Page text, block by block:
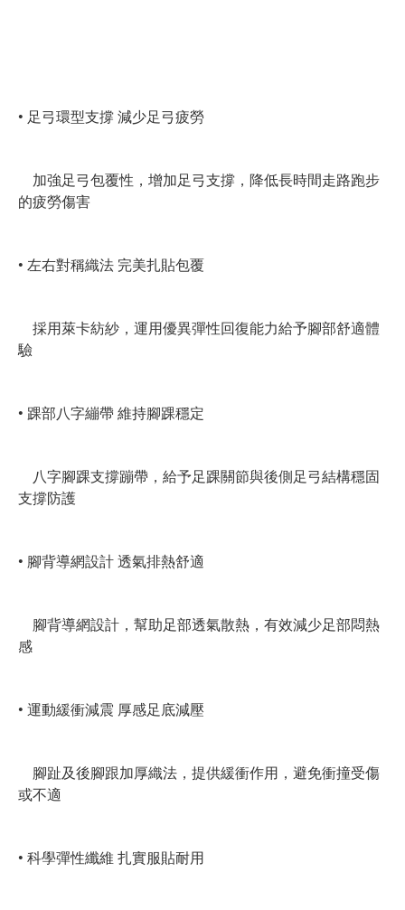
• 足弓環型支撐 減少足弓疲勞
加強足弓包覆性，增加足弓支撐，降低長時間走路跑步
的疲勞傷害
• 左右對稱織法 完美扎貼包覆
採用萊卡紡紗，運用優異彈性回復能力給予腳部舒適體
驗
• 踝部八字繃帶 維持腳踝穩定
八字腳踝支撐蹦帶，給予足踝關節與後側足弓結構穩固
支撐防護
• 腳背導網設計 透氣排熱舒適
腳背導網設計，幫助足部透氣散熱，有效減少足部悶熱
感
• 運動緩衝減震 厚感足底減壓
腳趾及後腳跟加厚織法，提供緩衝作用，避免衝撞受傷
或不適
• 科學彈性纖維 扎實服貼耐用